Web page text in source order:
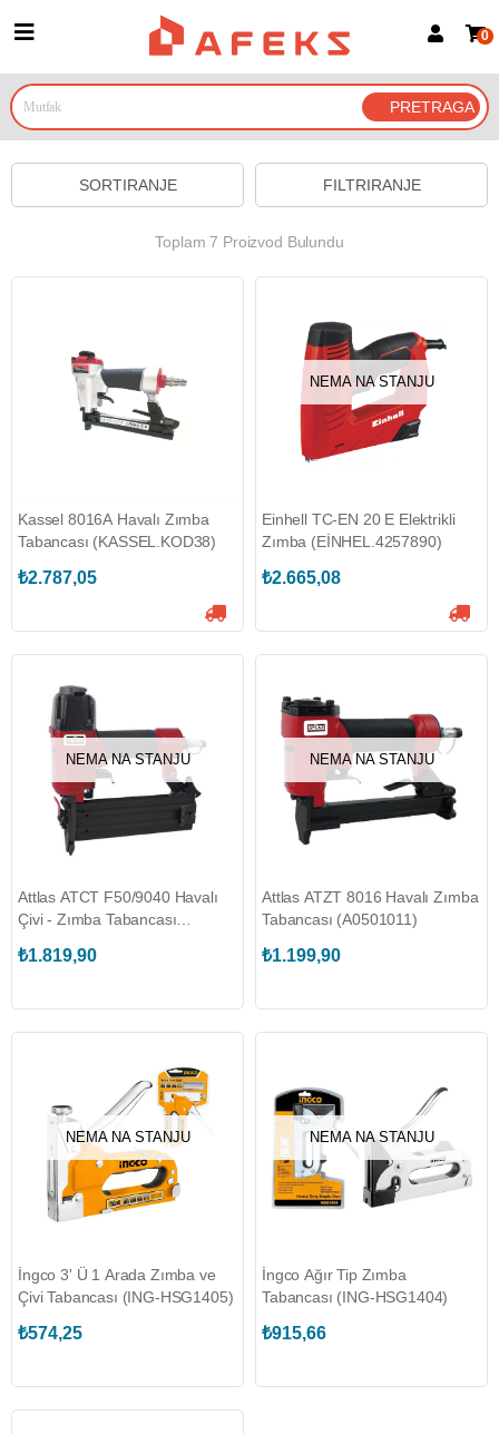
Prijava za članove
Prijavite se Google nalogom
0
FILTRIRANJE
SORTIRANJE
Toplam 7 Proizvod Bulundu
Kassel 8016A Havalı Zımba
Tabancası (KASSEL.KOD38)
₺2.787,05
NEMA NA STANJU
Einhell TC-EN 20 E Elektrikli
Zımba (EİNHEL.4257890)
₺2.665,08
NEMA NA STANJU
Attlas ATCT F50/9040 Havalı
Çivi - Zımba Tabancası
₺1.819,90
NEMA NA STANJU
Attlas ATZT 8016 Havalı Zımba
Tabancası (A0501011)
₺1.199,90
NEMA NA STANJU
İngco 3' Ü 1 Arada Zımba ve
Çivi Tabancası (ING-HSG1405)
₺574,25
NEMA NA STANJU
İngco Ağır Tip Zımba
Tabancası (ING-HSG1404)
₺915,66